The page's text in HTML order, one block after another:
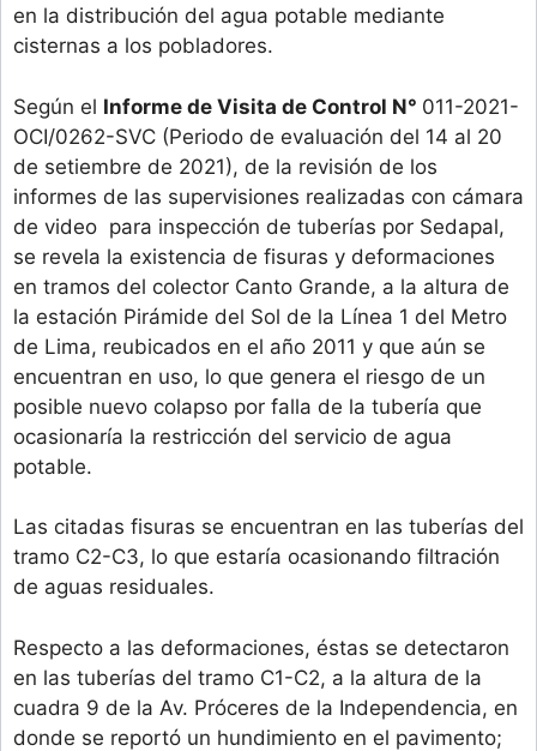
en la distribución del agua potable mediante
cisternas a los pobladores.
Según el Informe de Visita de Control N° 011-2021-
OCI/0262-SVC (Periodo de evaluación del 14 al 20
de setiembre de 2021), de la revisión de los
informes de las supervisiones realizadas con cámara
de video para inspección de tuberías por Sedapal,
se revela la existencia de fisuras y deformaciones
en tramos del colector Canto Grande, a la altura de
la estación Pirámide del Sol de la Línea 1 del Metro
de Lima, reubicados en el año 2011 y que aún se
encuentran en uso, lo que genera el riesgo de un
posible nuevo colapso por falla de la tubería que
ocasionaría la restricción del servicio de agua
potable.
Las citadas fisuras se encuentran en las tuberías del
tramo C2-C3, lo que estaría ocasionando filtración
de aguas residuales.
Respecto a las deformaciones, éstas se detectaron
en las tuberías del tramo C1-C2, a la altura de la
cuadra 9 de la Av. Próceres de la Independencia, en
donde se reportó un hundimiento en el pavimento;